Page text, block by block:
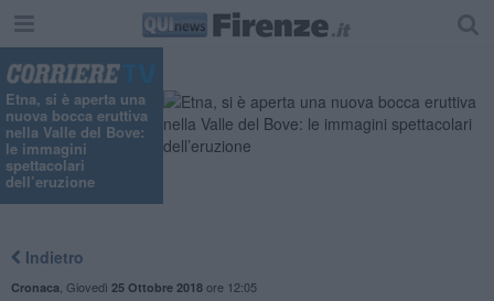
Etna, si è aperta una
nuova bocca eruttiva
nella Valle del Bove:
le immagini
spettacolari
dell’eruzione
Indietro
Cronaca Giovedì 25 Ottobre 2018ore 12:05